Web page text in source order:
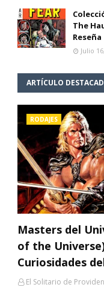
The
Reseña
Julio
ARTÍCULO
RODAJES
Masters del
of the
Curiosidades
El Solitario de